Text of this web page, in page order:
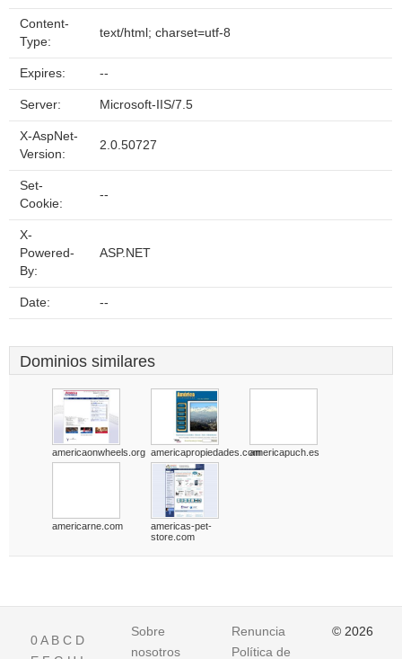
Content-
Type:
text/html; charset=utf-8
Expires: --
Server: Microsoft-IIS/7.5
X-AspNet-
Version:
2.0.50727
Set-
Cookie:
--
X-
Powered-
By:
ASP.NET
Date: --
Dominios similares
americaonwheels.org americapropiedades.comamericapuch.es
americarne.com
americas-pet-
store.com
0A B C D
Sobre
nosotros
Renuncia
Política de
© 2026